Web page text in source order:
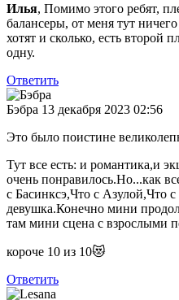
Илья, Помимо этого ребят,
балансеры, от меня тут
хотят и сколько, есть второй
одну.
Ответить
Бэбра 13 декабря 2023 02:56
Это было поистине
Тут все есть: и романтика,и
очень понравилось.Но...как
с Басинксэ,Что с Азулой,Что
девушка.Конечно мини
там мини сцена с взрослыми
короче 10 из 10😻
Ответить